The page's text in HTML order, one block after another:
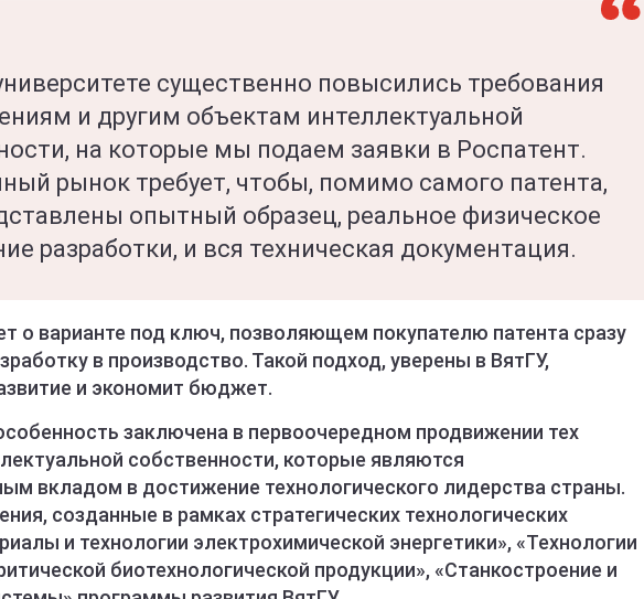
существенно повысились требования
и другим объектам интеллектуальной
на которые мы подаем заявки в Роспатент.
рынок требует, чтобы, помимо самого патента,
опытный образец, реальное физическое
разработки, и вся техническая документация.
о варианте под ключ, позволяющем покупателю патента сразу
в производство. Такой подход, уверены в ВятГУ,
и экономит бюджет.
заключена в первоочередном продвижении тех
собственности, которые являются
вкладом в достижение технологического лидерства страны.
созданные в рамках стратегических технологических
и технологии электрохимической энергетики», «Технологии
биотехнологической продукции», «Станкостроение и